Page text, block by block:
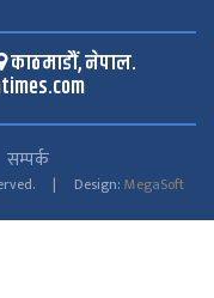
काठमाडौं, नेपाल.
सम्पर्क
| Design: MegaSoft